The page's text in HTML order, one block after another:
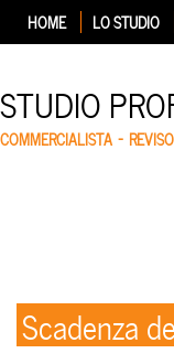
HOME LO STUDIO
STUDIO
COMMERCIALISTA –
Scadenza